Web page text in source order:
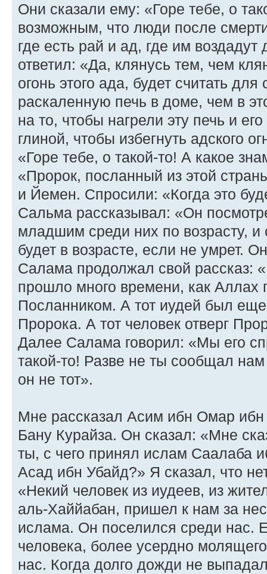
Они сказали ему: «Горе тебе, о
возможным, что люди после
где есть рай и ад, где им
ответил: «Да, клянусь тем, чем
огонь этого ада, будет считать
раскаленную печь в доме, чем в
на то, чтобы нагрели эту печь и
глиной, чтобы избегнуть адского
«Горе тебе, о такой-то! А какое
«Пророк, посланный из этой
и Йемен. Спросили: «Когда это
Сальма рассказывал: «Он
младшим среди них по возрасту, и
будет в возрасте, если не умрет.
Салама продолжал свой рассказ:
прошло много времени, как
Посланником. А тот иудей был
Пророка. А тот человек отверг
Далее Салама говорил: «Мы его
такой-то! Разве не ты сообщал
он не тот».
Мне рассказал Асим ибн Омар ибн
Бану Курайза. Он сказал: «Мне
ты, с чего принял ислам Саалаба
Асад ибн Убайд?» Я сказал, что
«Некий человек из иудеев, из
аль-Хаййабан, пришел к нам за
ислама. Он поселился среди нас.
человека, более усердно
нас. Когда долго дожди не